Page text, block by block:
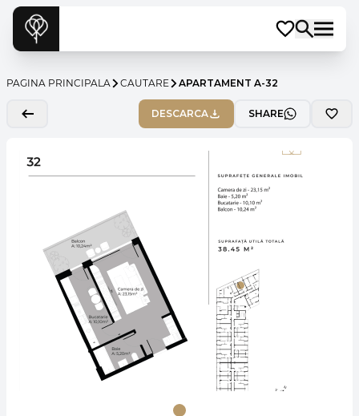
PAGINA PRINCIPALA CAUTARE APARTAMENT A-32
DESCARCA SHARE